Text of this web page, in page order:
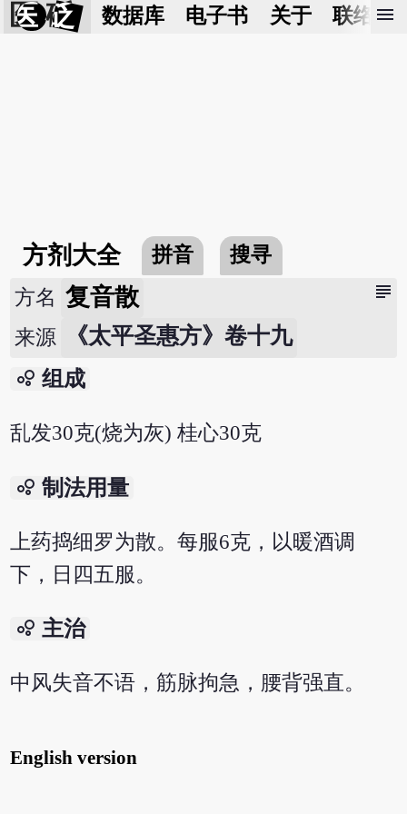
医 砭 数据库 电子书 关于 联络我
menu
方剂大全 拼音 搜寻
subject
方名 复音散
来源 《太平圣惠方》卷十九
bubble_chart 组成
乱发30克(烧为灰) 桂心30克
bubble_chart 制法用量
上药捣细罗为散。每服6克，以暖酒调
下，日四五服。
bubble_chart 主治
中风失音不语，筋脉拘急，腰背强直。
English version